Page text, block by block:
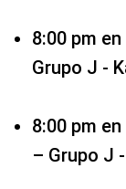
8:00 pm
Grupo J -
8:00 pm
– Grupo J